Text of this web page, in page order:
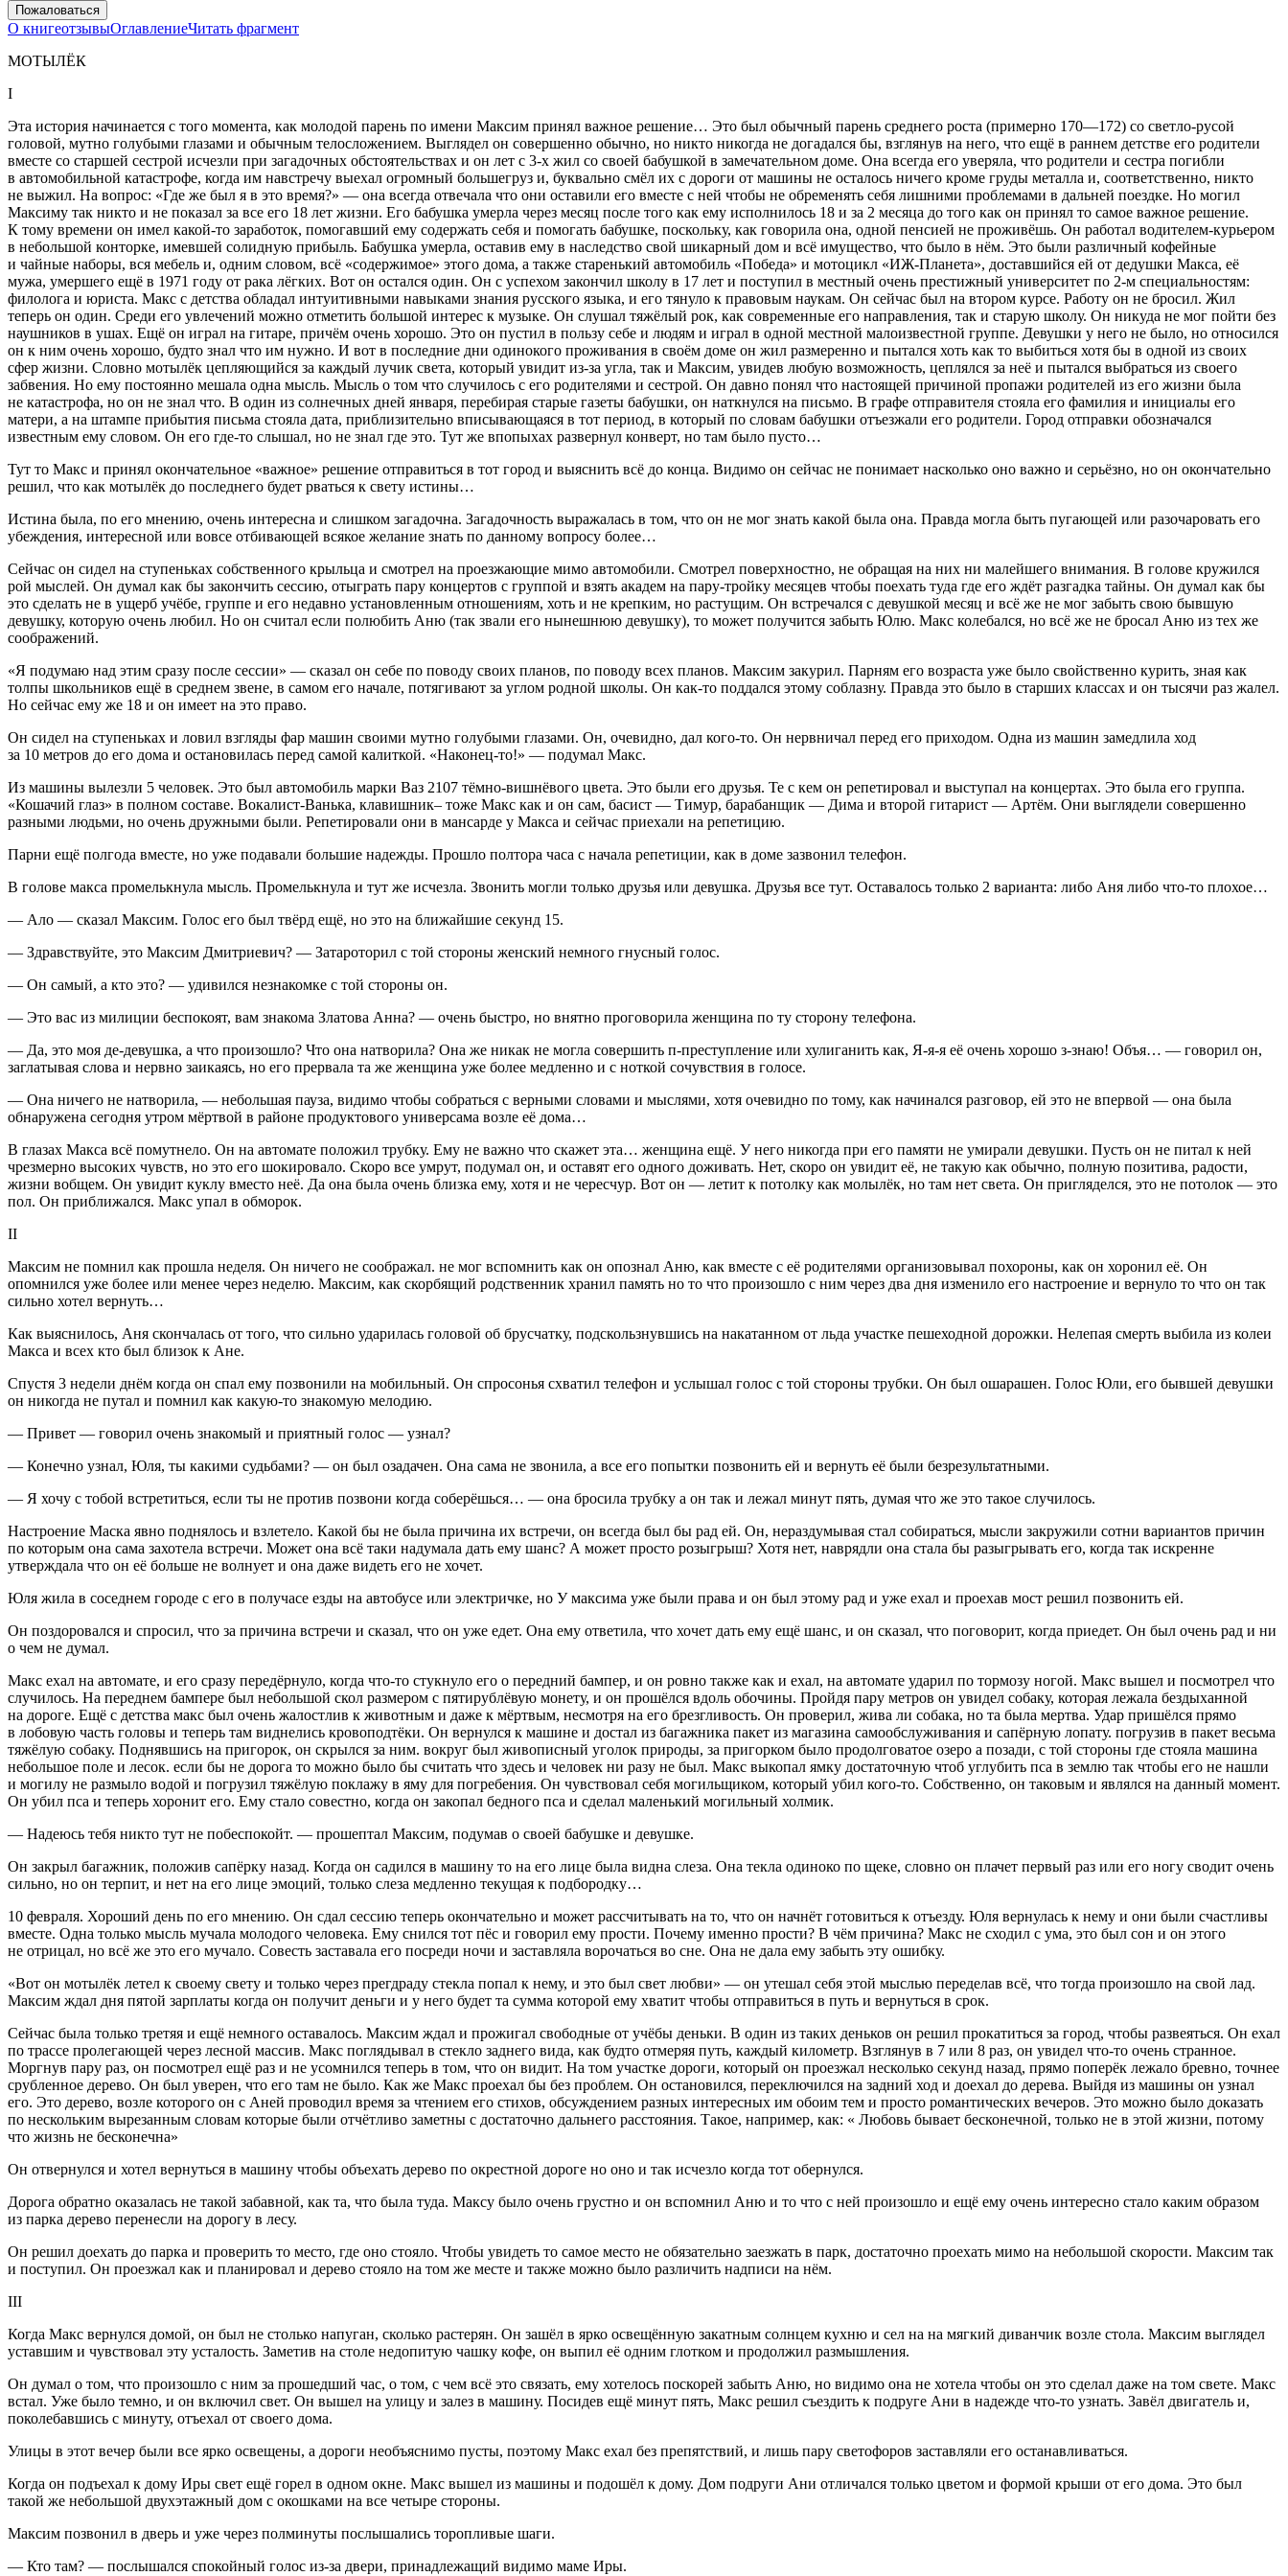
Пожаловаться
О книгеотзывыОглавлениеЧитать фрагмент
МОТЫЛЁК
I
Эта история начинается с того момента, как молодой парень по имени Максим принял важное решение… Это был обычный парень среднего роста (примерно 170—172) со светло-русой
головой, мутно голубыми глазами и обычным телосложением. Выглядел он совершенно обычно, но никто никогда не догадался бы, взглянув на него, что ещё в раннем детстве его родители
вместе со старшей сестрой исчезли при загадочных обстоятельствах и он лет с 3-х жил со своей бабушкой в замечательном доме. Она всегда его уверяла, что родители и сестра погибли
в автомобильной катастрофе, когда им навстречу выехал огромный большегруз и, буквально смёл их с дороги от машины не осталось ничего кроме груды металла и, соответственно, никто
не выжил. На вопрос: «Где же был я в это время?» — она всегда отвечала что они оставили его вместе с ней чтобы не обременять себя лишними проблемами в дальней поездке. Но могил
Максиму так никто и не показал за все его 18 лет жизни. Его бабушка умерла через месяц после того как ему исполнилось 18 и за 2 месяца до того как он принял то самое важное решение.
К тому времени он имел какой-то заработок, помогавший ему содержать себя и помогать бабушке, поскольку, как говорила она, одной пенсией не проживёшь. Он работал водителем-курьером
в небольшой конторке, имевшей солидную прибыль. Бабушка умерла, оставив ему в наследство свой шикарный дом и всё имущество, что было в нём. Это были различный кофейные
и чайные наборы, вся мебель и, одним словом, всё «содержимое» этого дома, а также старенький автомобиль «Победа» и мотоцикл «ИЖ-Планета», доставшийся ей от дедушки Макса, её
мужа, умершего ещё в 1971 году от рака лёгких. Вот он остался один. Он с успехом закончил школу в 17 лет и поступил в местный очень престижный университет по 2-м специальностям:
филолога и юриста. Макс с детства обладал интуитивными навыками знания русского языка, и его тянуло к правовым наукам. Он сейчас был на втором курсе. Работу он не бросил. Жил
теперь он один. Среди его увлечений можно отметить большой интерес к музыке. Он слушал тяжёлый рок, как современные его направления, так и старую школу. Он никуда не мог пойти без
наушников в ушах. Ещё он играл на гитаре, причём очень хорошо. Это он пустил в пользу себе и людям и играл в одной местной малоизвестной группе. Девушки у него не было, но относился
он к ним очень хорошо, будто знал что им нужно. И вот в последние дни одинокого проживания в своём доме он жил размеренно и пытался хоть как то выбиться хотя бы в одной из своих
сфер жизни. Словно мотылёк цепляющийся за каждый лучик света, который увидит из-за угла, так и Максим, увидев любую возможность, цеплялся за неё и пытался выбраться из своего
забвения. Но ему постоянно мешала одна мысль. Мысль о том что случилось с его родителями и сестрой. Он давно понял что настоящей причиной пропажи родителей из его жизни была
не катастрофа, но он не знал что. В один из солнечных дней января, перебирая старые газеты бабушки, он наткнулся на письмо. В графе отправителя стояла его фамилия и инициалы его
матери, а на штампе прибытия письма стояла дата, приблизительно вписывающаяся в тот период, в который по словам бабушки отъезжали его родители. Город отправки обозначался
известным ему словом. Он его где-то слышал, но не знал где это. Тут же впопыхах развернул конверт, но там было пусто…
Тут то Макс и принял окончательное «важное» решение отправиться в тот город и выяснить всё до конца. Видимо он сейчас не понимает насколько оно важно и серьёзно, но он окончательно
решил, что как мотылёк до последнего будет рваться к свету истины…
Истина была, по его мнению, очень интересна и слишком загадочна. Загадочность выражалась в том, что он не мог знать какой была она. Правда могла быть пугающей или разочаровать его
убеждения, интересной или вовсе отбивающей всякое желание знать по данному вопросу более…
Сейчас он сидел на ступеньках собственного крыльца и смотрел на проезжающие мимо автомобили. Смотрел поверхностно, не обращая на них ни малейшего внимания. В голове кружился
рой мыслей. Он думал как бы закончить сессию, отыграть пару концертов с группой и взять академ на пару-тройку месяцев чтобы поехать туда где его ждёт разгадка тайны. Он думал как бы
это сделать не в ущерб учёбе, группе и его недавно установленным отношениям, хоть и не крепким, но растущим. Он встречался с девушкой месяц и всё же не мог забыть свою бывшую
девушку, которую очень любил. Но он считал если полюбить Аню (так звали его нынешнюю девушку), то может получится забыть Юлю. Макс колебался, но всё же не бросал Аню из тех же
соображений.
«Я подумаю над этим сразу после сессии» — сказал он себе по поводу своих планов, по поводу всех планов. Максим закурил. Парням его возраста уже было свойственно курить, зная как
толпы школьников ещё в среднем звене, в самом его начале, потягивают за углом родной школы. Он как-то поддался этому соблазну. Правда это было в старших классах и он тысячи раз жалел.
Но сейчас ему же 18 и он имеет на это право.
Он сидел на ступеньках и ловил взгляды фар машин своими мутно голубыми глазами. Он, очевидно, дал кого-то. Он нервничал перед его приходом. Одна из машин замедлила ход
за 10 метров до его дома и остановилась перед самой калиткой. «Наконец-то!» — подумал Макс.
Из машины вылезли 5 человек. Это был автомобиль марки Ваз 2107 тёмно-вишнёвого цвета. Это были его друзья. Те с кем он репетировал и выступал на концертах. Это была его группа.
«Кошачий глаз» в полном составе. Вокалист-Ванька, клавишник– тоже Макс как и он сам, басист — Тимур, барабанщик — Дима и второй гитарист — Артём. Они выглядели совершенно
разными людьми, но очень дружными были. Репетировали они в мансарде у Макса и сейчас приехали на репетицию.
Парни ещё полгода вместе, но уже подавали большие надежды. Прошло полтора часа с начала репетиции, как в доме зазвонил телефон.
В голове макса промелькнула мысль. Промелькнула и тут же исчезла. Звонить могли только друзья или девушка. Друзья все тут. Оставалось только 2 варианта: либо Аня либо что-то плохое…
— Ало — сказал Максим. Голос его был твёрд ещё, но это на ближайшие секунд 15.
— Здравствуйте, это Максим Дмитриевич? — Затароторил с той стороны женский немного гнусный голос.
— Он самый, а кто это? — удивился незнакомке с той стороны он.
— Это вас из милиции беспокоят, вам знакома Златова Анна? — очень быстро, но внятно проговорила женщина по ту сторону телефона.
— Да, это моя де-девушка, а что произошло? Что она натворила? Она же никак не могла совершить п-преступление или хулиганить как, Я-я-я её очень хорошо з-знаю! Объя… — говорил он,
заглатывая слова и нервно заикаясь, но его прервала та же женщина уже более медленно и с ноткой сочувствия в голосе.
— Она ничего не натворила, — небольшая пауза, видимо чтобы собраться с верными словами и мыслями, хотя очевидно по тому, как начинался разговор, ей это не впервой — она была
обнаружена сегодня утром мёртвой в районе продуктового универсама возле её дома…
В глазах Макса всё помутнело. Он на автомате положил трубку. Ему не важно что скажет эта… женщина ещё. У него никогда при его памяти не умирали девушки. Пусть он не питал к ней
чрезмерно высоких чувств, но это его шокировало. Скоро все умрут, подумал он, и оставят его одного доживать. Нет, скоро он увидит её, не такую как обычно, полную позитива, радости,
жизни вобщем. Он увидит куклу вместо неё. Да она была очень близка ему, хотя и не чересчур. Вот он — летит к потолку как молылёк, но там нет света. Он пригляделся, это не потолок — это
пол. Он приближался. Макс упал в обморок.
II
Максим не помнил как прошла неделя. Он ничего не соображал. не мог вспомнить как он опознал Аню, как вместе с её родителями организовывал похороны, как он хоронил её. Он
опомнился уже более или менее через неделю. Максим, как скорбящий родственник хранил память но то что произошло с ним через два дня изменило его настроение и вернуло то что он так
сильно хотел вернуть…
Как выяснилось, Аня скончалась от того, что сильно ударилась головой об брусчатку, подскользнувшись на накатанном от льда участке пешеходной дорожки. Нелепая смерть выбила из колеи
Макса и всех кто был близок к Ане.
Спустя 3 недели днём когда он спал ему позвонили на мобильный. Он спросонья схватил телефон и услышал голос с той стороны трубки. Он был ошарашен. Голос Юли, его бывшей девушки
он никогда не путал и помнил как какую-то знакомую мелодию.
— Привет — говорил очень знакомый и приятный голос — узнал?
— Конечно узнал, Юля, ты какими судьбами? — он был озадачен. Она сама не звонила, а все его попытки позвонить ей и вернуть её были безрезультатными.
— Я хочу с тобой встретиться, если ты не против позвони когда соберёшься… — она бросила трубку а он так и лежал минут пять, думая что же это такое случилось.
Настроение Маска явно поднялось и взлетело. Какой бы не была причина их встречи, он всегда был бы рад ей. Он, нераздумывая стал собираться, мысли закружили сотни вариантов причин
по которым она сама захотела встречи. Может она всё таки надумала дать ему шанс? А может просто розыгрыш? Хотя нет, наврядли она стала бы разыгрывать его, когда так искренне
утверждала что он её больше не волнует и она даже видеть его не хочет.
Юля жила в соседнем городе с его в получасе езды на автобусе или электричке, но У максима уже были права и он был этому рад и уже ехал и проехав мост решил позвонить ей.
Он поздоровался и спросил, что за причина встречи и сказал, что он уже едет. Она ему ответила, что хочет дать ему ещё шанс, и он сказал, что поговорит, когда приедет. Он был очень рад и ни
о чем не думал.
Макс ехал на автомате, и его сразу передёрнуло, когда что-то стукнуло его о передний бампер, и он ровно также как и ехал, на автомате ударил по тормозу ногой. Макс вышел и посмотрел что
случилось. На переднем бампере был небольшой скол размером с пятирублёвую монету, и он прошёлся вдоль обочины. Пройдя пару метров он увидел собаку, которая лежала бездыханной
на дороге. Ещё с детства макс был очень жалостлив к животным и даже к мёртвым, несмотря на его брезгливость. Он проверил, жива ли собака, но та была мертва. Удар пришёлся прямо
в лобовую часть головы и теперь там виднелись кровоподтёки. Он вернулся к машине и достал из багажника пакет из магазина самообслуживания и сапёрную лопату. погрузив в пакет весьма
тяжёлую собаку. Поднявшись на пригорок, он скрылся за ним. вокруг был живописный уголок природы, за пригорком было продолговатое озеро а позади, с той стороны где стояла машина
небольшое поле и лесок. если бы не дорога то можно было бы считать что здесь и человек ни разу не был. Макс выкопал ямку достаточную чтоб углубить пса в землю так чтобы его не нашли
и могилу не размыло водой и погрузил тяжёлую поклажу в яму для погребения. Он чувствовал себя могильщиком, который убил кого-то. Собственно, он таковым и являлся на данный момент.
Он убил пса и теперь хоронит его. Ему стало совестно, когда он закопал бедного пса и сделал маленький могильный холмик.
— Надеюсь тебя никто тут не побеспокойт. — прошептал Максим, подумав о своей бабушке и девушке.
Он закрыл багажник, положив сапёрку назад. Когда он садился в машину то на его лице была видна слеза. Она текла одиноко по щеке, словно он плачет первый раз или его ногу сводит очень
сильно, но он терпит, и нет на его лице эмоций, только слеза медленно текущая к подбородку…
10 февраля. Хороший день по его мнению. Он сдал сессию теперь окончательно и может рассчитывать на то, что он начнёт готовиться к отъезду. Юля вернулась к нему и они были счастливы
вместе. Одна только мысль мучала молодого человека. Ему снился тот пёс и говорил ему прости. Почему именно прости? В чём причина? Макс не сходил с ума, это был сон и он этого
не отрицал, но всё же это его мучало. Совесть заставала его посреди ночи и заставляла ворочаться во сне. Она не дала ему забыть эту ошибку.
«Вот он мотылёк летел к своему свету и только через прегдраду стекла попал к нему, и это был свет любви» — он утешал себя этой мыслью переделав всё, что тогда произошло на свой лад.
Максим ждал дня пятой зарплаты когда он получит деньги и у него будет та сумма которой ему хватит чтобы отправиться в путь и вернуться в срок.
Сейчас была только третяя и ещё немного оставалось. Максим ждал и прожигал свободные от учёбы деньки. В один из таких деньков он решил прокатиться за город, чтобы развеяться. Он ехал
по трассе пролегающей через лесной массив. Макс поглядывал в стекло заднего вида, как будто отмеряя путь, каждый километр. Взглянув в 7 или 8 раз, он увидел что-то очень странное.
Моргнув пару раз, он посмотрел ещё раз и не усомнился теперь в том, что он видит. На том участке дороги, который он проезжал несколько секунд назад, прямо поперёк лежало бревно, точнее
срубленное дерево. Он был уверен, что его там не было. Как же Макс проехал бы без проблем. Он остановился, переключился на задний ход и доехал до дерева. Выйдя из машины он узнал
его. Это дерево, возле которого он с Аней проводил время за чтением его стихов, обсуждением разных интересных им обоим тем и просто романтических вечеров. Это можно было доказать
по нескольким вырезанным словам которые были отчётливо заметны с достаточно дальнего расстояния. Такое, например, как: « Любовь бывает бесконечной, только не в этой жизни, потому
что жизнь не бесконечна»
Он отвернулся и хотел вернуться в машину чтобы объехать дерево по окрестной дороге но оно и так исчезло когда тот обернулся.
Дорога обратно оказалась не такой забавной, как та, что была туда. Максу было очень грустно и он вспомнил Аню и то что с ней произошло и ещё ему очень интересно стало каким образом
из парка дерево перенесли на дорогу в лесу.
Он решил доехать до парка и проверить то место, где оно стояло. Чтобы увидеть то самое место не обязательно заезжать в парк, достаточно проехать мимо на небольшой скорости. Максим так
и поступил. Он проезжал как и планировал и дерево стояло на том же месте и также можно было различить надписи на нём.
III
Когда Макс вернулся домой, он был не столько напуган, сколько растерян. Он зашёл в ярко освещённую закатным солнцем кухню и сел на на мягкий диванчик возле стола. Максим выглядел
уставшим и чувствовал эту усталость. Заметив на столе недопитую чашку кофе, он выпил её одним глотком и продолжил размышления.
Он думал о том, что произошло с ним за прошедший час, о том, с чем всё это связать, ему хотелось поскорей забыть Аню, но видимо она не хотела чтобы он это сделал даже на том свете. Макс
встал. Уже было темно, и он включил свет. Он вышел на улицу и залез в машину. Посидев ещё минут пять, Макс решил съездить к подруге Ани в надежде что-то узнать. Завёл двигатель и,
поколебавшись с минуту, отъехал от своего дома.
Улицы в этот вечер были все ярко освещены, а дороги необъяснимо пусты, поэтому Макс ехал без препятствий, и лишь пару светофоров заставляли его останавливаться.
Когда он подъехал к дому Иры свет ещё горел в одном окне. Макс вышел из машины и подошёл к дому. Дом подруги Ани отличался только цветом и формой крыши от его дома. Это был
такой же небольшой двухэтажный дом с окошками на все четыре стороны.
Максим позвонил в дверь и уже через полминуты послышались торопливые шаги.
— Кто там? — послышался спокойный голос из-за двери, принадлежащий видимо маме Иры.